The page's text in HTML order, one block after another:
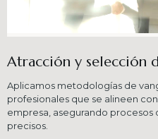
Atracción y selección
Aplicamos metodologías de
profesionales que se alineen
empresa, asegurando
precisos.